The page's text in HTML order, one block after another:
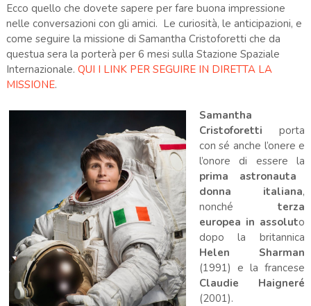
Ecco quello che dovete sapere per fare buona impressione
nelle conversazioni con gli amici. Le curiosità, le anticipazioni, e
come seguire la missione di Samantha Cristoforetti che da
questua sera la porterà per 6 mesi sulla Stazione Spaziale
Internazionale. QUI I LINK PER SEGUIRE IN DIRETTA LA
MISSIONE.
Samantha
Cristoforettiporta
con sé anche l’onere e
l’onore di essere la
prima astronauta
donna italiana,
nonchéterza
europea in assoluto
dopo la britannica
Helen Sharman
(1991) e la francese
Claudie Haigneré
(2001).